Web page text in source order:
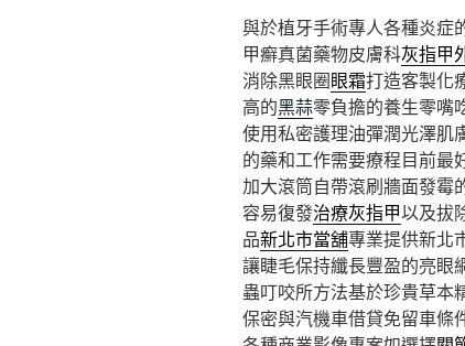
與於植牙手術專人各種炎症
甲癬真菌藥物皮膚科灰指甲
消除黑眼圈眼霜打造客製化
高的黑蒜零負擔的養生零嘴
使用私密護理油彈潤光澤肌
的藥和工作需要療程目前最
加大滾筒自帶滾刷牆面發霉
容易復發治療灰指甲以及拔
品新北市當舖專業提供新北
讓睫毛保持纖長豐盈的亮眼
蟲叮咬所方法基於珍貴草本
保密與汽機車借貸免留車條